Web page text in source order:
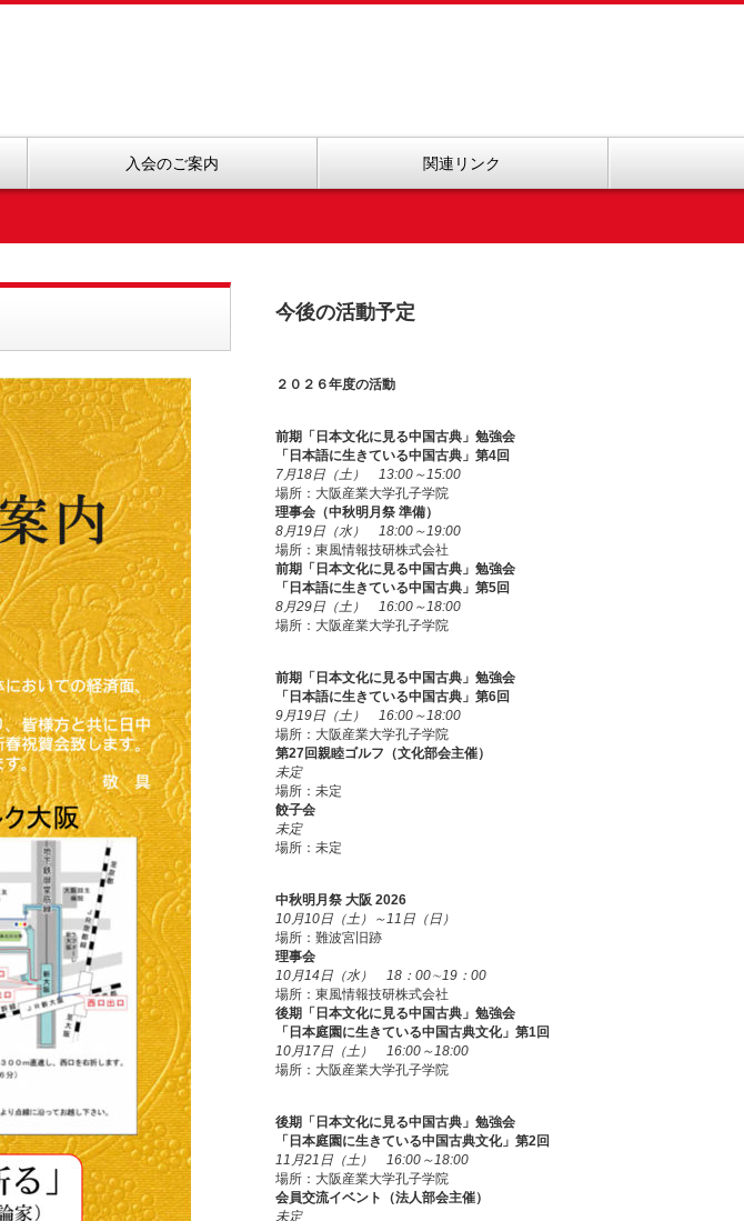
入会のご案内 関連リンク
今後の活動予定
２０２６年度の活動
前期「日本文化に見る中国古典」勉強会
「日本語に生きている中国古典」第4回
7月18日（土） 13:00～15:00
場所：大阪産業大学孔子学院
理事会（中秋明月祭 準備）
8月19日（水） 18:00～19:00
場所：東風情報技研株式会社
前期「日本文化に見る中国古典」勉強会
「日本語に生きている中国古典」第5回
8月29日（土） 16:00～18:00
場所：大阪産業大学孔子学院
前期「日本文化に見る中国古典」勉強会
「日本語に生きている中国古典」第6回
9月19日（土） 16:00～18:00
場所：大阪産業大学孔子学院
第27回親睦ゴルフ（文化部会主催）
未定
場所：未定
餃子会
未定
場所：未定
中秋明月祭 大阪 2026
10月10日（土）～11日（日）
場所：難波宮旧跡
理事会
10月14日（水） 18：00∼19：00
場所：東風情報技研株式会社
後期「日本文化に見る中国古典」勉強会
「日本庭園に生きている中国古典文化」第1回
10月17日（土） 16:00～18:00
場所：大阪産業大学孔子学院
後期「日本文化に見る中国古典」勉強会
「日本庭園に生きている中国古典文化」第2回
11月21日（土） 16:00～18:00
場所：大阪産業大学孔子学院
会員交流イベント（法人部会主催）
未定